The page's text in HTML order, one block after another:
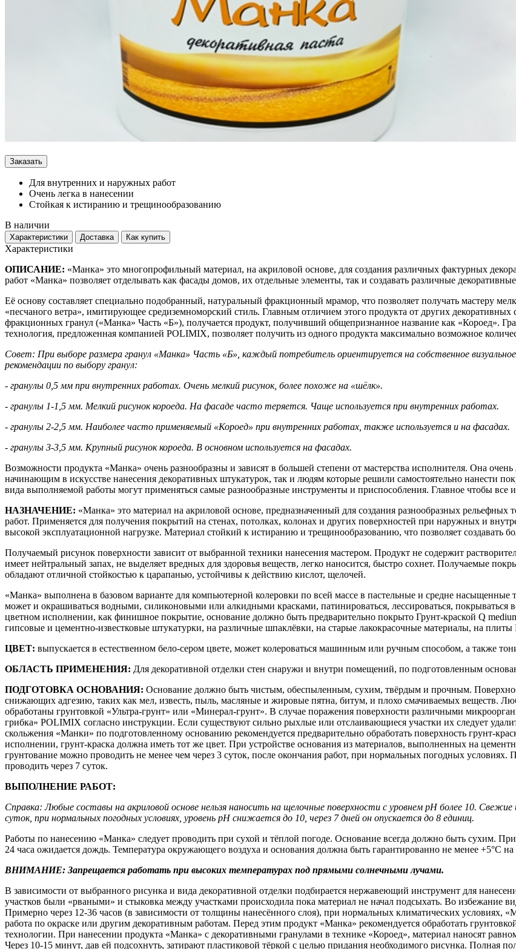
Заказать
Для внутренних и наружных работ
Очень легка в нанесении
Стойкая к истиранию и трещинообразованию
В наличии
Характеристики Доставка Как купить
Характеристики
ОПИСАНИЕ: «Манка» это многопрофильный материал, на акриловой основе, для создания различных фактурных
работ «Манка» позволяет отделывать как фасады домов, их отдельные элементы, так и создавать различные
Её основу составляет специально подобранный, натуральный фракционный мрамор, что позволяет получать мастеру
«песчаного ветра», имитирующее средиземноморский стиль. Главным отличием этого продукта от других
фракционных гранул («Манка» Часть «Б»), получается продукт, получивший общепризнанное название как «Короед».
технология, предложенная компанией POLIMIX, позволяет получить из одного продукта максимально возможное
Совет: При выборе размера гранул «Манка» Часть «Б», каждый потребитель ориентируется на собственное
рекомендации по выбору гранул:
- гранулы 0,5 мм при внутренних работах. Очень мелкий рисунок, более похоже на «шёлк».
- гранулы 1-1,5 мм. Мелкий рисунок короеда. На фасаде часто теряется. Чаще используется при внутренних работах.
- гранулы 2-2,5 мм. Наиболее часто применяемый «Короед» при внутренних работах, также используется и на фасадах.
- гранулы 3-3,5 мм. Крупный рисунок короеда. В основном используется на фасадах.
Возможности продукта «Манка» очень разнообразны и зависят в большей степени от мастерства исполнителя. Она
начинающим в искусстве нанесения декоративных штукатурок, так и людям которые решили самостоятельно нанести
вида выполняемой работы могут применяться самые разнообразные инструменты и приспособления. Главное чтобы
НАЗНАЧЕНИЕ: «Манка» это материал на акриловой основе, предназначенный для создания разнообразных
работ. Применяется для получения покрытий на стенах, потолках, колонах и других поверхностей при наружных и
высокой эксплуатационной нагрузке. Материал стойкий к истиранию и трещинообразованию, что позволяет создавать
Получаемый рисунок поверхности зависит от выбранной техники нанесения мастером. Продукт не содержит
имеет нейтральный запах, не выделяет вредных для здоровья веществ, легко наносится, быстро сохнет. Получаемые
обладают отличной стойкостью к царапанью, устойчивы к действию кислот, щелочей.
«Манка» выполнена в базовом варианте для компьютерной колеровки по всей массе в пастельные и средне
может и окрашиваться водными, силиконовыми или алкидными красками, патинироваться, лессироваться,
цветном исполнении, как финишное покрытие, основание должно быть предварительно покрыто Грунт-краской Q
гипсовые и цементно-известковые штукатурки, на различные шпаклёвки, на старые лакокрасочные материалы, на
ЦВЕТ: выпускается в естественном бело-сером цвете, может колероваться машинным или ручным способом, а также
ОБЛАСТЬ ПРИМЕНЕНИЯ: Для декоративной отделки стен снаружи и внутри помещений, по подготовленным
ПОДГОТОВКА ОСНОВАНИЯ: Основание должно быть чистым, обеспыленным, сухим, твёрдым и прочным.
снижающих адгезию, таких как мел, известь, пыль, масляные и жировые пятна, битум, и плохо смачиваемых веществ.
обработаны грунтовкой «Ультра-грунт» или «Минерал-грунт». В случае поражения поверхности различными
грибка» POLIMIX согласно инструкции. Если существуют сильно рыхлые или отслаивающиеся участки их следует
скольжения «Манки» по подготовленному основанию рекомендуется предварительно обработать поверхность грунт-
исполнении, грунт-краска должна иметь тот же цвет. При устройстве основания из материалов, выполненных на
грунтование можно проводить не менее чем через 3 суток, после окончания работ, при нормальных погодных
проводить через 7 суток.
ВЫПОЛНЕНИЕ РАБОТ:
Справка: Любые составы на акриловой основе нельзя наносить на щелочные поверхности с уровнем рН более 10.
суток, при нормальных погодных условиях, уровень рН снижается до 10, через 7 дней он опускается до 8 единиц.
Работы по нанесению «Манка» следует проводить при сухой и тёплой погоде. Основание всегда должно быть сухим.
24 часа ожидается дождь. Температура окружающего воздуха и основания должна быть гарантированно не менее +5°С
ВНИМАНИЕ: Запрещается работать при высоких температурах под прямыми солнечными лучами.
В зависимости от выбранного рисунка и вида декоративной отделки подбирается нержавеющий инструмент для
участков были «рваными» и стыковка между участками происходила пока материал не начал подсыхать. Во избежание
Примерно через 12-36 часов (в зависимости от толщины нанесённого слоя), при нормальных климатических условиях,
работа по окраске или другим декоративным работам. Перед этим продукт «Манка» рекомендуется обработать
технологии. При нанесении продукта «Манка» с декоративными гранулами в технике «Короед», материал наносят
Через 10-15 минут, дав ей подсохнуть, затирают пластиковой тёркой с целью придания необходимого рисунка. Полная